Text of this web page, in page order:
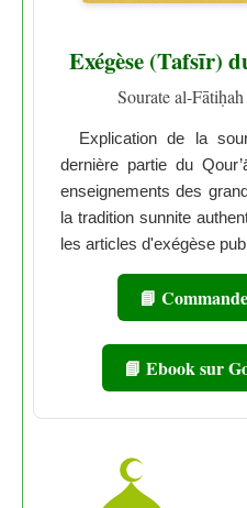
Exégèse (Tafsīr)
Sourate al-
Explication de la
dernière partie du
enseignements des
la tradition sunnite
les articles d'exégèse
📘
📘 Ebook sur